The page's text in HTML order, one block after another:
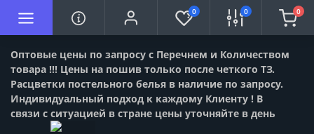
Оптовые цены по запросу с Перечнем и Количеством
товара !!! Цены на пошив только после четкого ТЗ.
Расцветки постельного белья в наличие по запросу.
Индивидуальный подход к каждому Клиенту ! В
связи с ситуацией в стране цены уточняйте в день
0 0 0